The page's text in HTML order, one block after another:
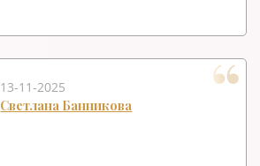
13-11-2025
Светлана Банникова